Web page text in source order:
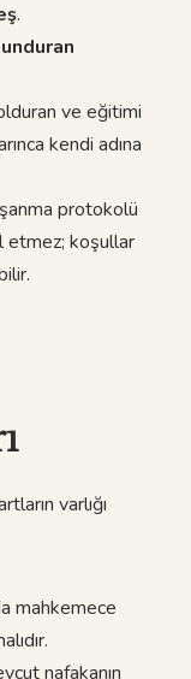
.
ve eğitimi
kendi adına
protokolü
etmez; koşullar
varlığı
mahkemece
nafakanın